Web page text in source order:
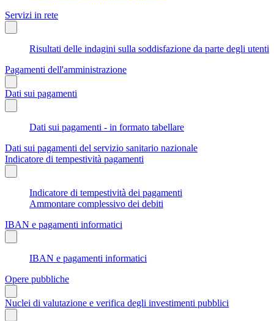
Servizi in rete
Risultati delle indagini sulla soddisfazione da parte degli utenti
Pagamenti dell'amministrazione
Dati sui pagamenti
Dati sui pagamenti - in formato tabellare
Dati sui pagamenti del servizio sanitario nazionale
Indicatore di tempestività pagamenti
Indicatore di tempestività dei pagamenti
Ammontare complessivo dei debiti
IBAN e pagamenti informatici
IBAN e pagamenti informatici
Opere pubbliche
Nuclei di valutazione e verifica degli investimenti pubblici